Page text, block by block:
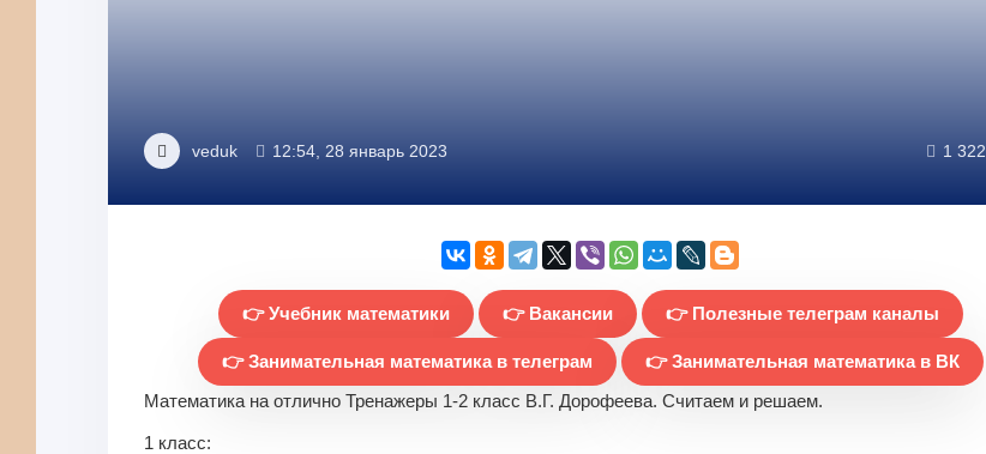
veduk 12:54, 28 январь 2023 1 322
👉 Учебник математики 👉 Вакансии 👉 Полезные телеграм каналы
👉 Занимательная математика в телеграм
👉 Занимательная математика в ВК
Математика на отлично Тренажеры 1-2 класс В.Г. Дорофеева. Считаем и решаем.
1 класс: